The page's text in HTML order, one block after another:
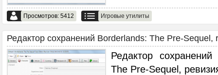
Просмотров: 5412 Игровые утилиты
Редактор сохранений Borderlands: The Pre-Sequel,
Редактор
The Pre-Sequel,